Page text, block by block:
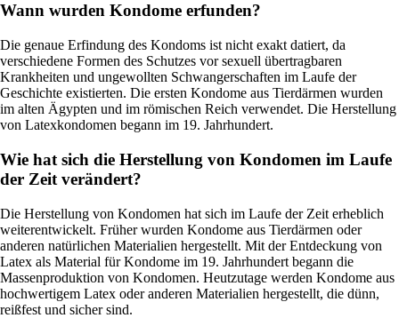
Wann wurden Kondome erfunden?
Die genaue Erfindung des Kondoms ist nicht exakt datiert, da
verschiedene Formen des Schutzes vor sexuell übertragbaren
Krankheiten und ungewollten Schwangerschaften im Laufe der
Geschichte existierten. Die ersten Kondome aus Tierdärmen wurden
im alten Ägypten und im römischen Reich verwendet. Die Herstellung
von Latexkondomen begann im 19. Jahrhundert.
Wie hat sich die Herstellung von Kondomen im Laufe
der Zeit verändert?
Die Herstellung von Kondomen hat sich im Laufe der Zeit erheblich
weiterentwickelt. Früher wurden Kondome aus Tierdärmen oder
anderen natürlichen Materialien hergestellt. Mit der Entdeckung von
Latex als Material für Kondome im 19. Jahrhundert begann die
Massenproduktion von Kondomen. Heutzutage werden Kondome aus
hochwertigem Latex oder anderen Materialien hergestellt, die dünn,
reißfest und sicher sind.